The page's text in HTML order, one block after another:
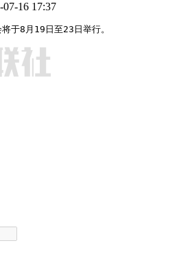
07-16 17:37
于8月19日至23日举行。